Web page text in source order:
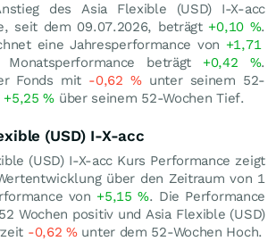
des Asia Flexible (USD) I-X-acc
seit dem 09.07.2026, beträgt +0,10 %.
eine Jahresperformance von +1,71
beträgt +0,42 %.
Fonds mit -0,62 %unter seinem 52-
+5,25% über seinem 52-Wochen Tief.
(USD) I-X-acc
(USD) I-X-acc Kurs Performance zeigt
über den Zeitraum von 1
von +5,15%. Die Performance
Wochen positiv und Asia Flexible (USD)
-0,62%unter dem 52-Wochen Hoch.